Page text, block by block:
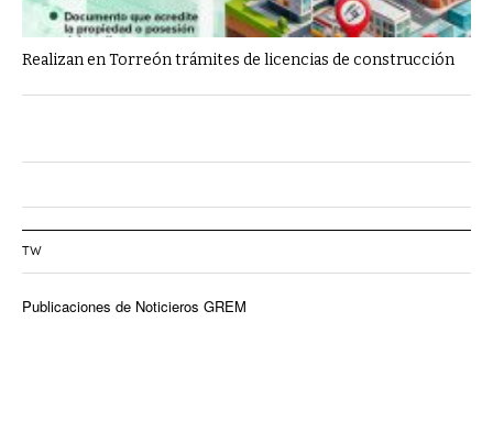
Realizan en Torreón trámites de licencias de construcción
TW
Publicaciones de Noticieros GREM